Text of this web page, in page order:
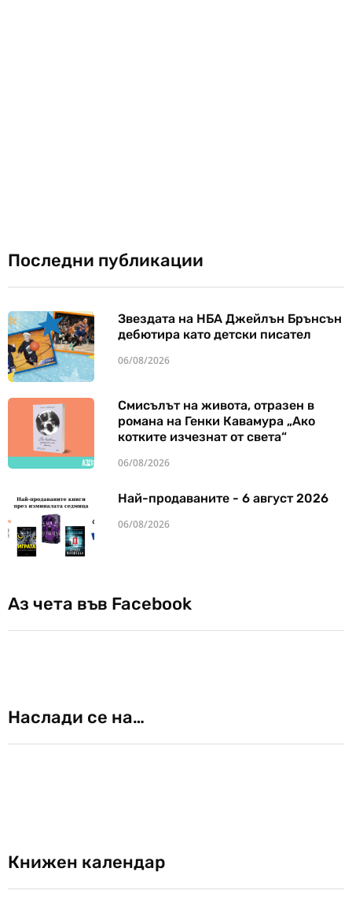
Последни публикации
Звездата на НБА Джейлън Брънсън
дебютира като детски писател
06/08/2026
Смисълът на живота, отразен в
романа на Генки Кавамура „Ако
котките изчезнат от света“
06/08/2026
Най-продаваните - 6 август 2026
06/08/2026
Аз чета във Facebook
Наслади се на…
Книжен календар